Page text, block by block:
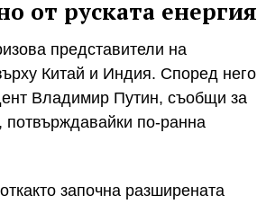
от руската енергия
представители на
Китай и Индия. Според него
Владимир Путин, съобщи за
потвърждавайки по-ранна
започна разширената